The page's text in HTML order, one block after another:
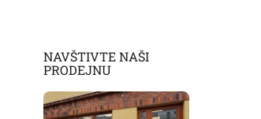
NAVŠTIVTE NAŠI
PRODEJNU